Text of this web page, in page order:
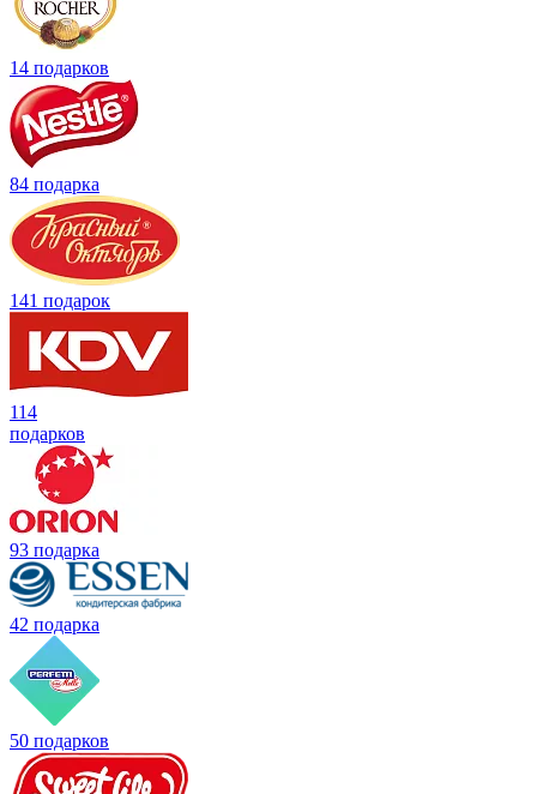
14 подарков
84 подарка
141 подарок
114
подарков
93 подарка
42 подарка
50 подарков